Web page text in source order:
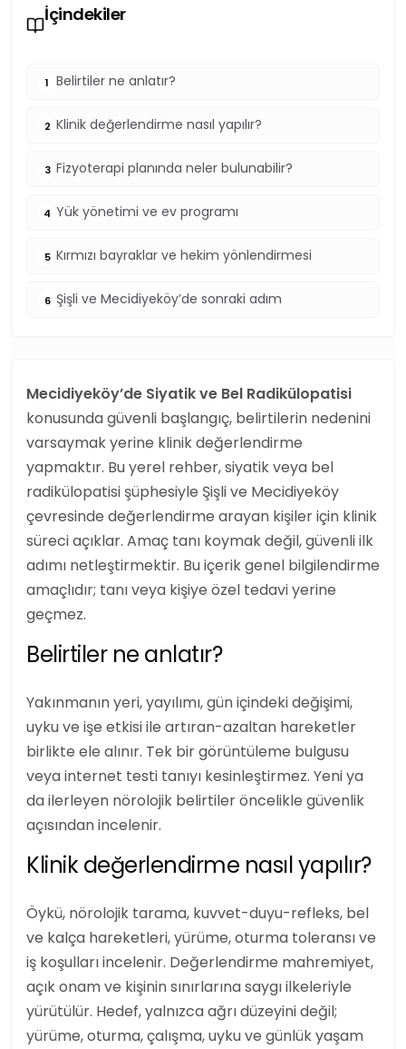
İçindekiler
1 Belirtiler ne anlatır?
2 Klinik değerlendirme nasıl yapılır?
3 Fizyoterapi planında neler bulunabilir?
4 Yük yönetimi ve ev programı
5 Kırmızı bayraklar ve hekim yönlendirmesi
6 Şişli ve Mecidiyeköy’de sonraki adım
Mecidiyeköy’de Siyatik ve Bel Radikülopatisi
konusunda güvenli başlangıç, belirtilerin nedenini
varsaymak yerine klinik değerlendirme
yapmaktır. Bu yerel rehber, siyatik veya bel
radikülopatisi şüphesiyle Şişli ve Mecidiyeköy
çevresinde değerlendirme arayan kişiler için klinik
süreci açıklar. Amaç tanı koymak değil, güvenli ilk
adımı netleştirmektir. Bu içerik genel bilgilendirme
amaçlıdır; tanı veya kişiye özel tedavi yerine
geçmez.
Belirtiler ne anlatır?
Yakınmanın yeri, yayılımı, gün içindeki değişimi,
uyku ve işe etkisi ile artıran-azaltan hareketler
birlikte ele alınır. Tek bir görüntüleme bulgusu
veya internet testi tanıyı kesinleştirmez. Yeni ya
da ilerleyen nörolojik belirtiler öncelikle güvenlik
açısından incelenir.
Klinik değerlendirme nasıl yapılır?
Öykü, nörolojik tarama, kuvvet-duyu-refleks, bel
ve kalça hareketleri, yürüme, oturma toleransı ve
iş koşulları incelenir. Değerlendirme mahremiyet,
açık onam ve kişinin sınırlarına saygı ilkeleriyle
yürütülür. Hedef, yalnızca ağrı düzeyini değil;
yürüme, oturma, çalışma, uyku ve günlük yaşam